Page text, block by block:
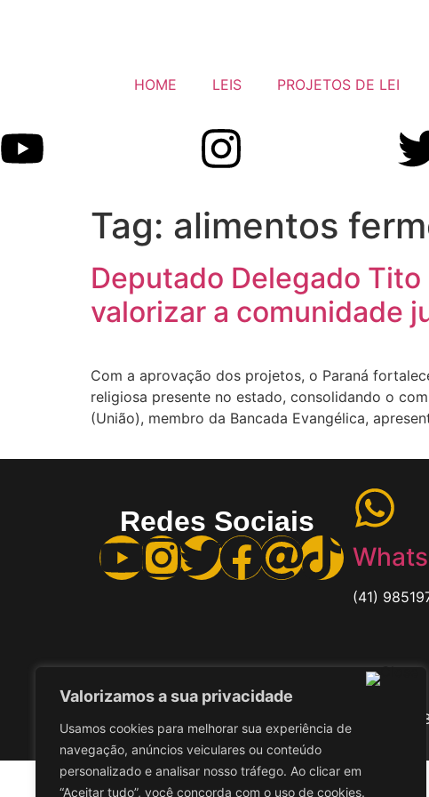
Valorizamos a sua privacidade
Usamos cookies para melhorar sua experiência de
navegação, anúncios veiculares ou conteúdo
personalizado e analisar nosso tráfego. Ao clicar em
“Aceitar tudo”, você concorda com o uso de cookies.
HOME LEIS PROJETOS DE LEI
Tag: alimentos
Deputado Delegado
valorizar a comunidade
Com a aprovação dos projetos, o Paraná
religiosa presente no estado, consolidando o
(União), membro da Bancada Evangélica,
Redes Sociais
(41)
Todos os direitos reservados ao Delegado Tito